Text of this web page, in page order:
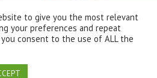
to give you the most relevant
your preferences and repeat
you consent to the use of ALL the